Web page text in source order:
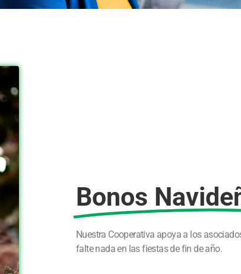
Bonos
Nuestra Cooperativa apoya a los
falte nada en las fiestas de fin de año.